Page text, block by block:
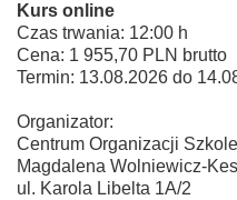
Kurs online
Czas trwania: 12:00 h
Cena: 1 955,70 PLN brutto
Termin: 13.08.2026 do
Organizator:
Centrum Organizacji
Magdalena Wolniewicz-
ul. Karola Libelta 1A/2